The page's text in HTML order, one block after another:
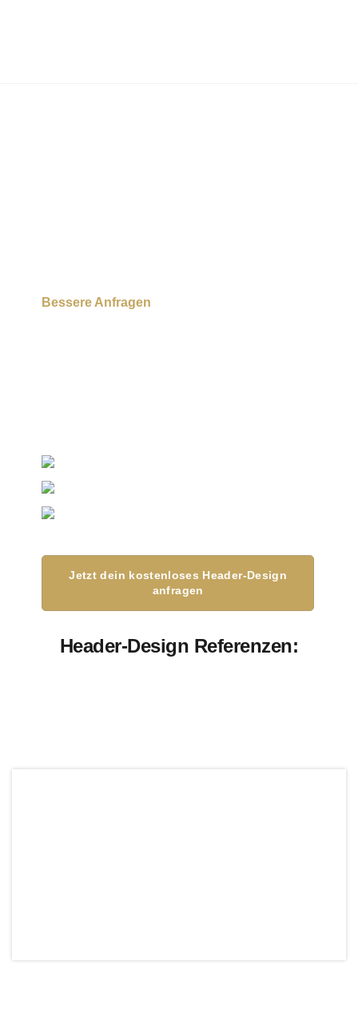
Bessere Anfragen
Jetzt dein kostenloses Header-Design
anfragen
Header-Design Referenzen: